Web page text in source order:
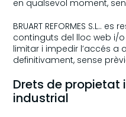
en qualsevol moment,
BRUART REFORMES S.L..
continguts del lloc web i/
limitar i impedir l’accés a
definitivament, sense
Drets de propietat
industrial